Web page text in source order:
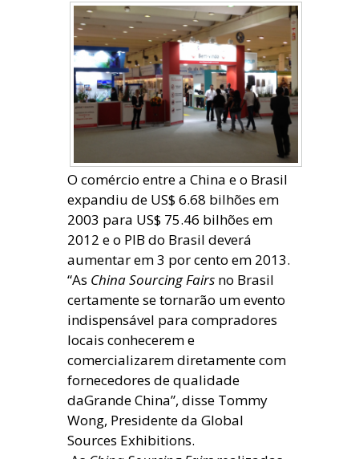
O comércio entre a China e o Brasil
expandiu de US$ 6.68 bilhões em
2003 para US$ 75.46 bilhões em
2012 e o PIB do Brasil deverá
aumentar em 3 por cento em 2013.
“As China Sourcing Fairs no Brasil
certamente se tornarão um evento
indispensável para compradores
locais conhecerem e
comercializarem diretamente com
fornecedores de qualidade
daGrande China”, disse Tommy
Wong, Presidente da Global
Sources Exhibitions.